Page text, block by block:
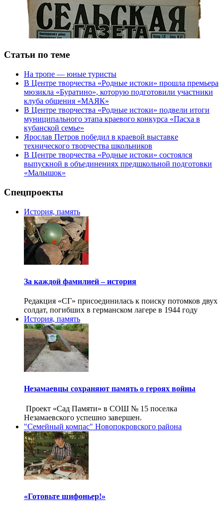
Статьи по теме
На тропе — юные туристы
В Центре творчества «Родные истоки» прошла премьера
мюзикла «Буратино», которую подготовили участники
клуба общения «МАЯК»
В Центре творчества «Родные истоки» подвели итоги
муниципального этапа краевого конкурса «Пасха в
кубанской семье»
Ярослав Петров победил в краевой выставке
технического творчества школьников
В Центре творчества «Родные истоки» состоялся
выпускной в объединениях предшкольной подготовки
«Малышок»
Спецпроекты
История, память
За каждой фамилией – история
Редакция «СГ» присоединилась к поиску потомков двух
солдат, погибших в германском лагере в 1944 году
История, память
Незамаевцы сохраняют память о героях войны
Проект «Сад Памяти» в СОШ № 15 поселка
Незамаевского успешно завершен.
"Семейный компас" Новопокровского района
«Готовьте шифоньер!»